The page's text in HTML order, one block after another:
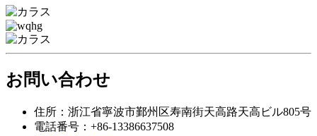
お問い合わせ
住所：浙江省寧波市鄞州区寿南街天高路天高ビル805号
電話番号：+86-13386637508